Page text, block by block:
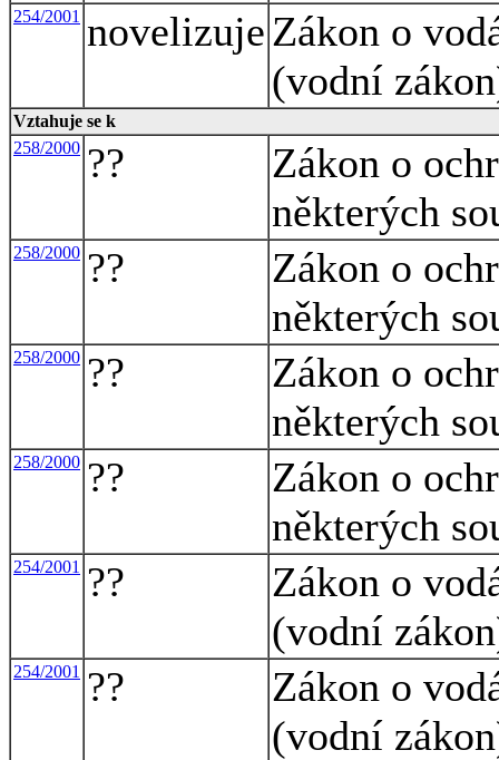
254/2001 novelizujeZákon o
(vodní
Vztahuje se k
258/2000 ??
Zákon o
některých
258/2000 ??
Zákon o
některých
258/2000 ??
Zákon o
některých
258/2000 ??
Zákon o
některých
254/2001 ??
Zákon o
(vodní
254/2001 ??
Zákon o
(vodní